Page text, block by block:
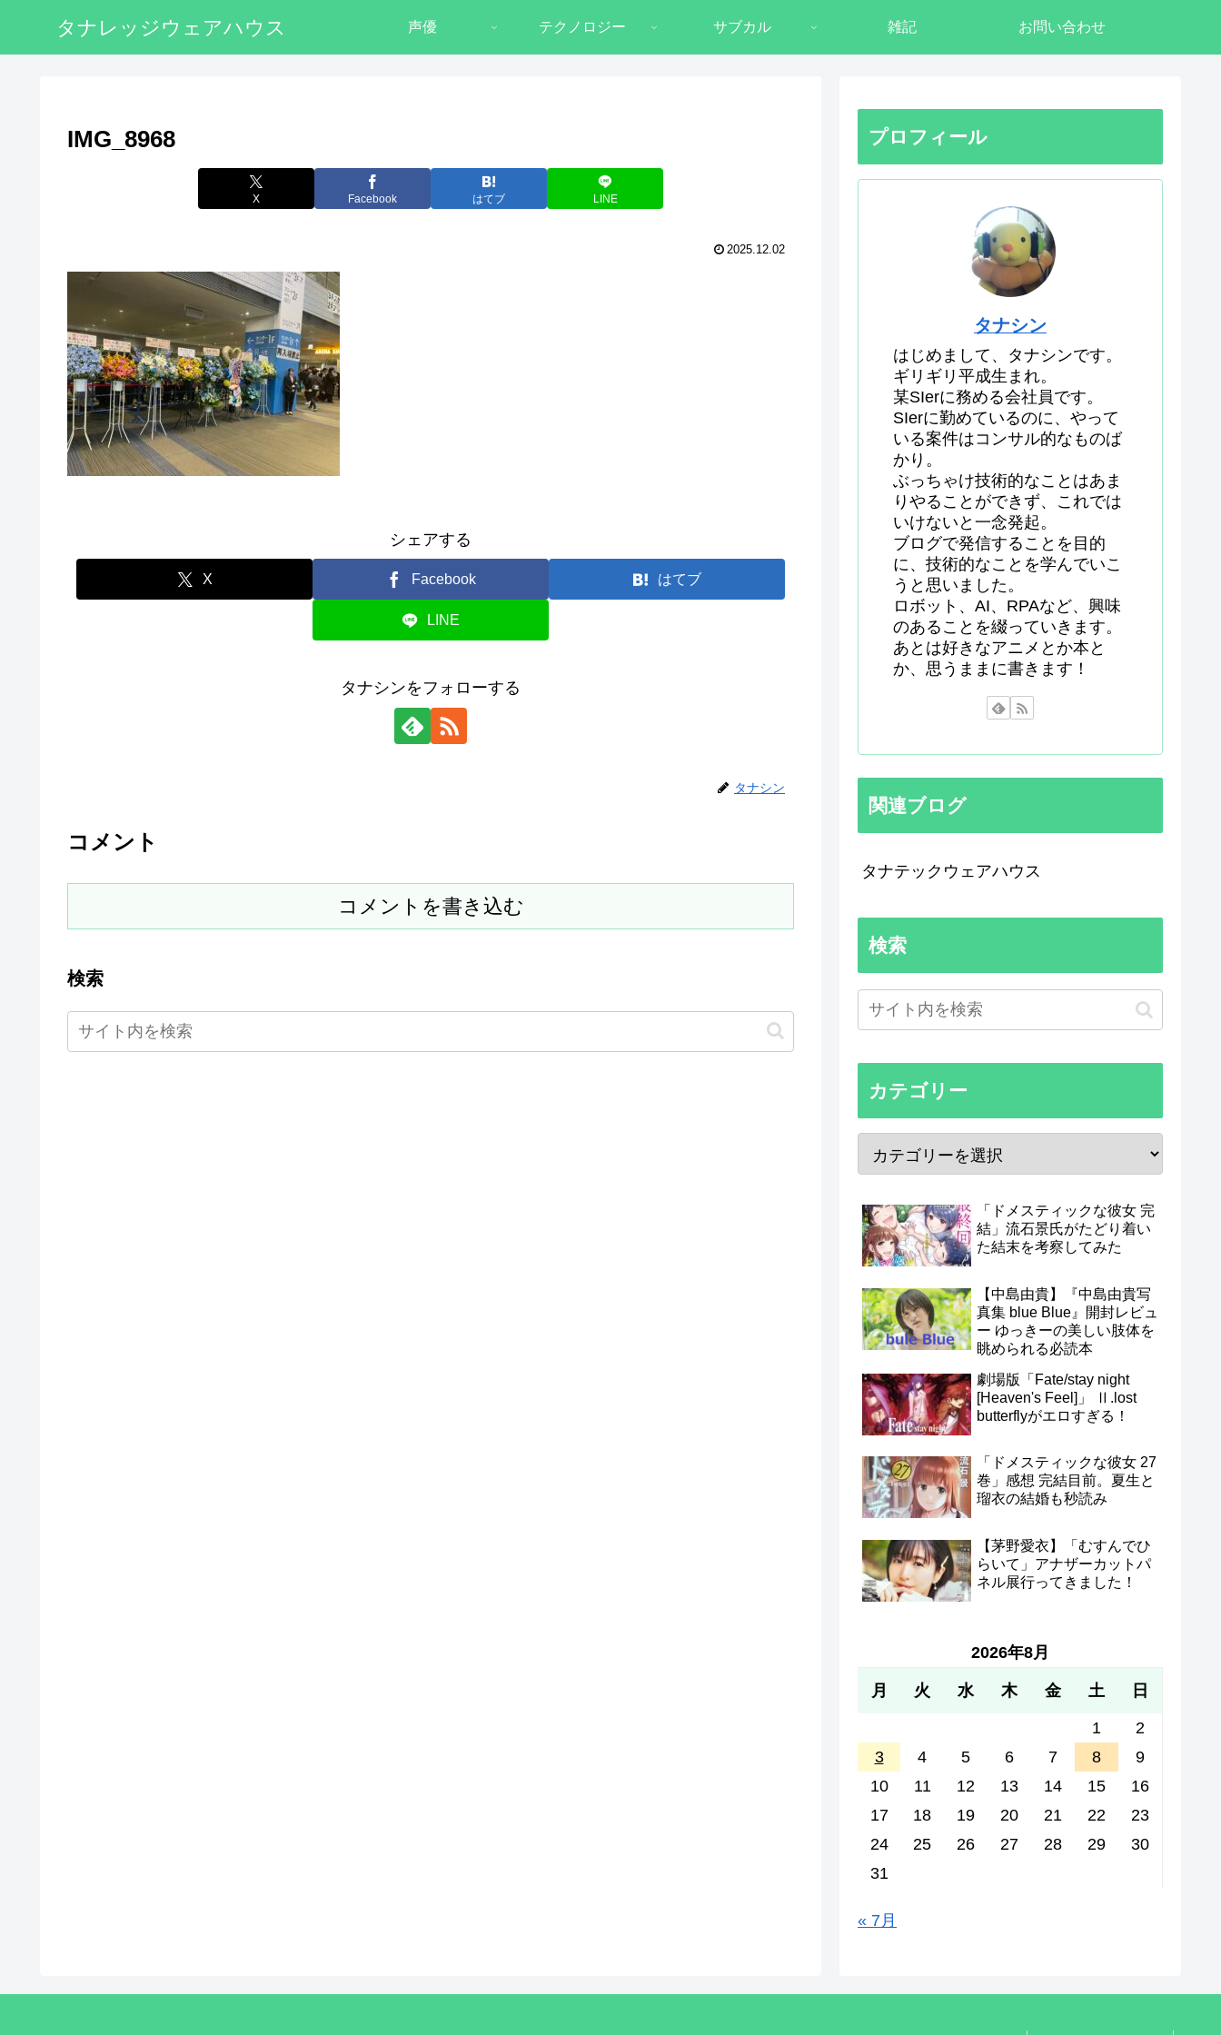
タナレッジウェアハウス 声優 テクノロジー サブカル 雑記 お問い合わせ
IMG_8968
X Facebook はてブ LINE
2025.12.02
シェアする
X Facebook はてブ
LINE
タナシンをフォローする
タナシン
コメント
コメントを書き込む
検索
プロフィール
タナシン
はじめまして、タナシンです。
ギリギリ平成生まれ。
某SIerに務める会社員です。
SIerに勤めているのに、やって
いる案件はコンサル的なものば
かり。
ぶっちゃけ技術的なことはあま
りやることができず、これでは
いけないと一念発起。
ブログで発信することを目的
に、技術的なことを学んでいこ
うと思いました。
ロボット、AI、RPAなど、興味
のあることを綴っていきます。
あとは好きなアニメとか本と
か、思うままに書きます！
関連ブログ
タナテックウェアハウス
検索
カテゴリー
「ドメスティックな彼女 完
結」流石景氏がたどり着い
た結末を考察してみた
【中島由貴】『中島由貴写
真集 blue Blue』開封レビュ
ー ゆっきーの美しい肢体を
眺められる必読本
劇場版「Fate/stay night
[Heaven's Feel]」 Ⅱ.lost
butterflyがエロすぎる！
「ドメスティックな彼女 27
巻」感想 完結目前。夏生と
瑠衣の結婚も秒読み
【茅野愛衣】「むすんでひ
らいて」アナザーカットパ
ネル展行ってきました！
2026年8月
月 火 水 木 金 土 日
1
2
3
4 5 6 7 8
9
10
11 12 13 14 15
16
17
18 19 20 21 22
23
24
25 26 27 28 29
30
31
« 7月